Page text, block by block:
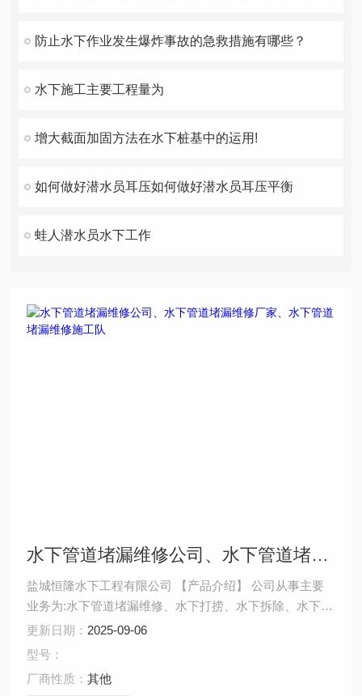
防止水下作业发生爆炸事故的急救措施有哪些？
水下施工主要工程量为
增大截面加固方法在水下桩基中的运用!
如何做好潜水员耳压如何做好潜水员耳压平衡
蛙人潜水员水下工作
水下管道堵漏维修公司、水下管道堵漏维修厂家、水下管道堵漏维修施工队
盐城恒隆水下工程有限公司 【产品介绍】 公司从事主要
业务为:水下管道堵漏维修、水下打捞、水下拆除、水下安
装、水下堵漏、水下焊接、水下切割、水下摄像、水下探
摸、沉井施工、水下维修、水下检测、水下封堵、水下钻
更新日期： 2025-09-06
型号：
厂商性质：其他